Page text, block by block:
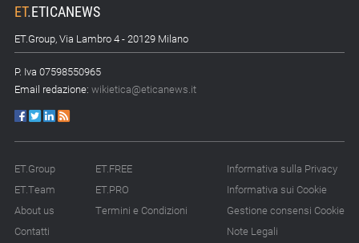
ET.ETICANEWS
ET.Group, Via Lambro 4 - 20129 Milano
P. Iva 07598550965
Email redazione: wikietica@eticanews.it
ET.Group
ET.Team
About us
Contatti
ET.FREE
ET.PRO
Termini e Condizioni
Informativa sulla Privacy
Informativa sui Cookie
Gestione consensi Cookie
Note Legali